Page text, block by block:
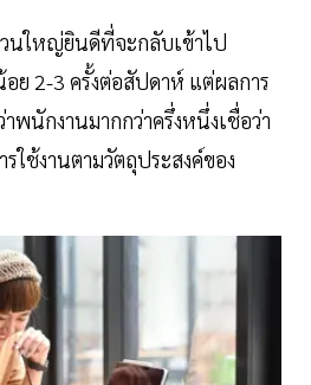
นใหญ่ยินดีที่จะกลับเข้าไป
อย 2-3 ครั้งต่อสัปดาห์ แต่ผลการ
าพนักงานมากกว่าครึ่งหนึ่งเชื่อว่า
ใช้งานตามวัตถุประสงค์ของ